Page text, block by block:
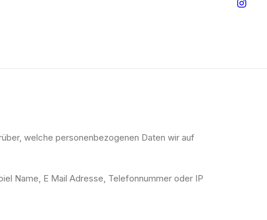
welche personenbezogenen Daten wir auf
Name, E Mail Adresse, Telefonnummer oder IP